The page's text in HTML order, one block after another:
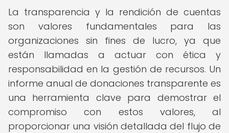
La transparencia y la rendición de cuentas
son valores fundamentales para las
organizaciones sin fines de lucro, ya que
están llamadas a actuar con ética y
responsabilidad en la gestión de recursos. Un
informe anual de donaciones transparente es
una herramienta clave para demostrar el
compromiso con estos valores, al
proporcionar una visión detallada del flujo de